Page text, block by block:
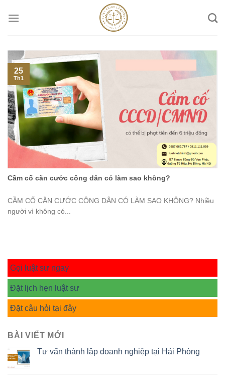
Cầm cố căn cước công dân có làm sao không?
CẦM CỐ CĂN CƯỚC CÔNG DÂN CÓ LÀM SAO KHÔNG? Nhiều
người vì không có...
25
Th1
Gọi luật sư ngay
Đặt lịch hẹn luật sư
Đặt câu hỏi tại đây
BÀI VIẾT MỚI
Tư vấn thành lập doanh nghiệp tại Hải Phòng